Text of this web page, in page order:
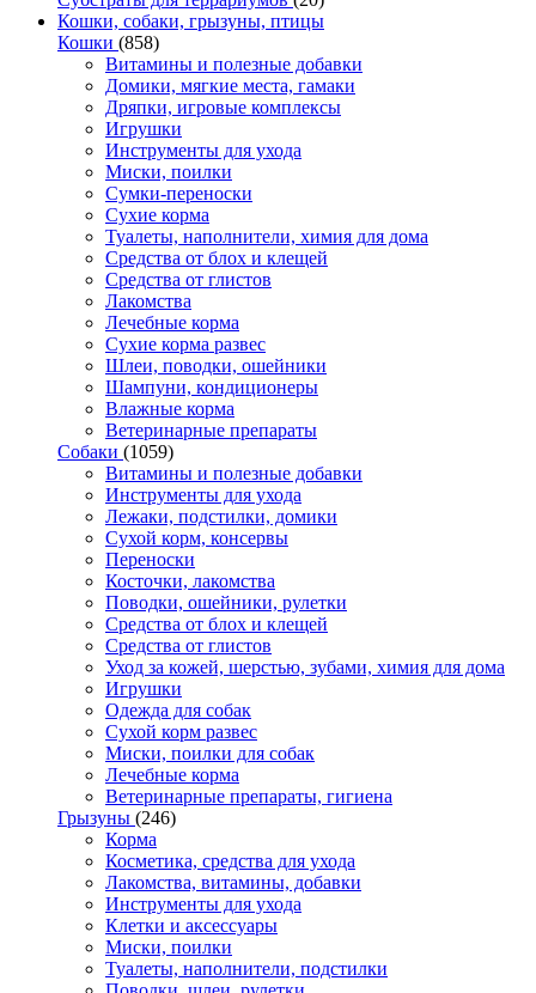
Кошки, собаки, грызуны, птицы
Кошки (858)
Витамины и полезные добавки
Домики, мягкие места, гамаки
Дряпки, игровые комплексы
Игрушки
Инструменты для ухода
Миски, поилки
Сумки-переноски
Сухие корма
Туалеты, наполнители, химия для дома
Средства от блох и клещей
Средства от глистов
Лакомства
Лечебные корма
Сухие корма развес
Шлеи, поводки, ошейники
Шампуни, кондиционеры
Влажные корма
Ветеринарные препараты
Собаки (1059)
Витамины и полезные добавки
Инструменты для ухода
Лежаки, подстилки, домики
Сухой корм, консервы
Переноски
Косточки, лакомства
Поводки, ошейники, рулетки
Средства от блох и клещей
Средства от глистов
Уход за кожей, шерстью, зубами, химия для дома
Игрушки
Одежда для собак
Сухой корм развес
Миски, поилки для собак
Лечебные корма
Ветеринарные препараты, гигиена
Грызуны (246)
Корма
Косметика, средства для ухода
Лакомства, витамины, добавки
Инструменты для ухода
Клетки и аксессуары
Миски, поилки
Туалеты, наполнители, подстилки